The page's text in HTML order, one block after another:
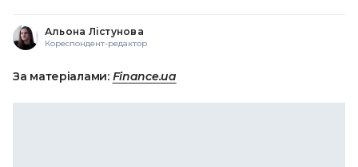
Альона Лістунова
Кореспондент-редактор
За матеріалами: Finance.ua